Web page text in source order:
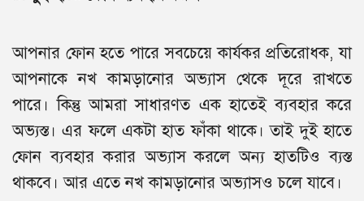
আপনার ফোন হতে পারে সবচেয়ে কার্যকর প্রতিরোধক, যা
আপনাকে নখ কামড়ানোর অভ্যাস থেকে দূরে রাখতে
পারে। কিন্তু আমরা সাধারণত এক হাতেই ব্যবহার করে
অভ্যস্ত। এর ফলে একটা হাত ফাঁকা থাকে। তাই দুই হাতে
ফোন ব্যবহার করার অভ্যাস করলে অন্য হাতটিও ব্যস্ত
থাকবে। আর এতে নখ কামড়ানোর অভ্যাসও চলে যাবে।